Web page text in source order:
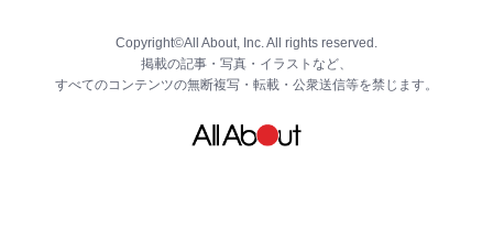
Copyright©All About, Inc. All rights reserved.
掲載の記事・写真・イラストなど、
すべてのコンテンツの無断複写・転載・公衆送信等を禁じます。